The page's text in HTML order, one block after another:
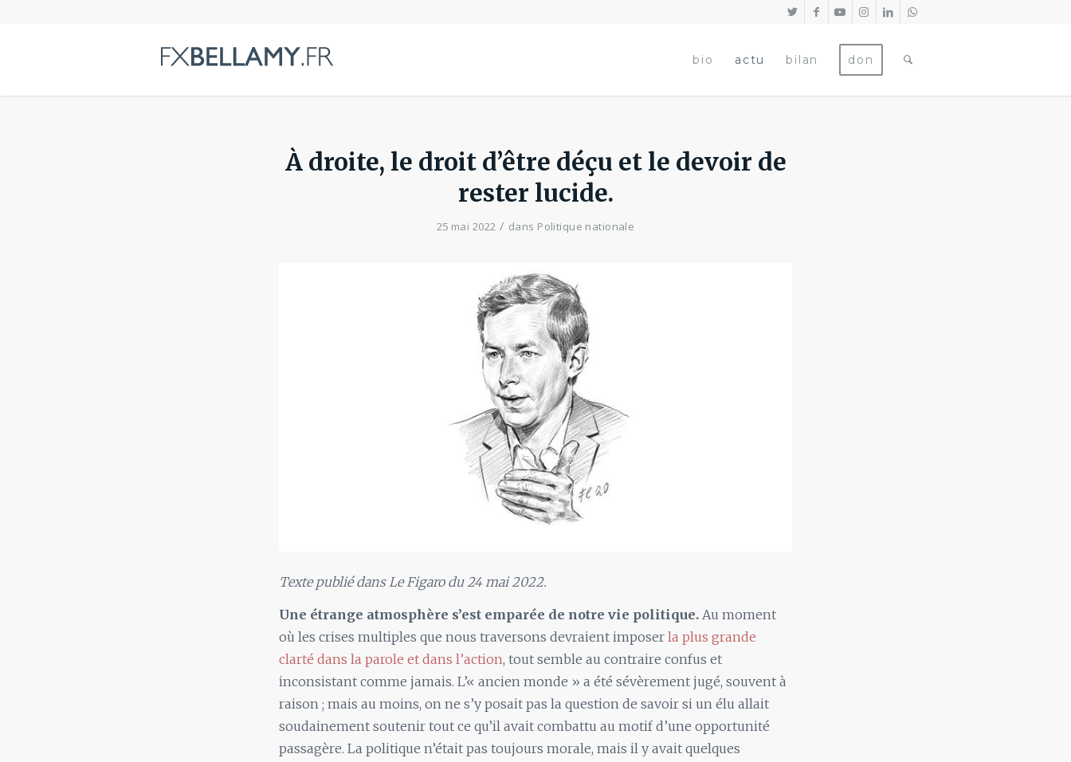
bio actu bilan don
À droite, le droit d’être déçu et le devoir de
rester lucide.
25 mai 2022 / dans Politique nationale
Texte publié dans Le Figaro du 24 mai 2022.
Une étrange atmosphère s’est emparée de notre vie politique. Au moment
où les crises multiples que nous traversons devraient imposer la plus grande
clarté dans la parole et dans l’action, tout semble au contraire confus et
inconsistant comme jamais. L’« ancien monde » a été sévèrement jugé, souvent à
raison ; mais au moins, on ne s’y posait pas la question de savoir si un élu allait
soudainement soutenir tout ce qu’il avait combattu au motif d’une opportunité
passagère. La politique n’était pas toujours morale, mais il y avait quelques